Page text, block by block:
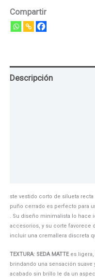
Compartir
Descripción
ste vestido corto de silueta
puño cerrado es perfecto para
. Su diseño minimalista lo hace
accesorios, y su corte favorece
incluir una cremallera discreta
TEXTURA: SEDA MATTEes ligera,
brindando una sensación
acabado sin brillo le da un